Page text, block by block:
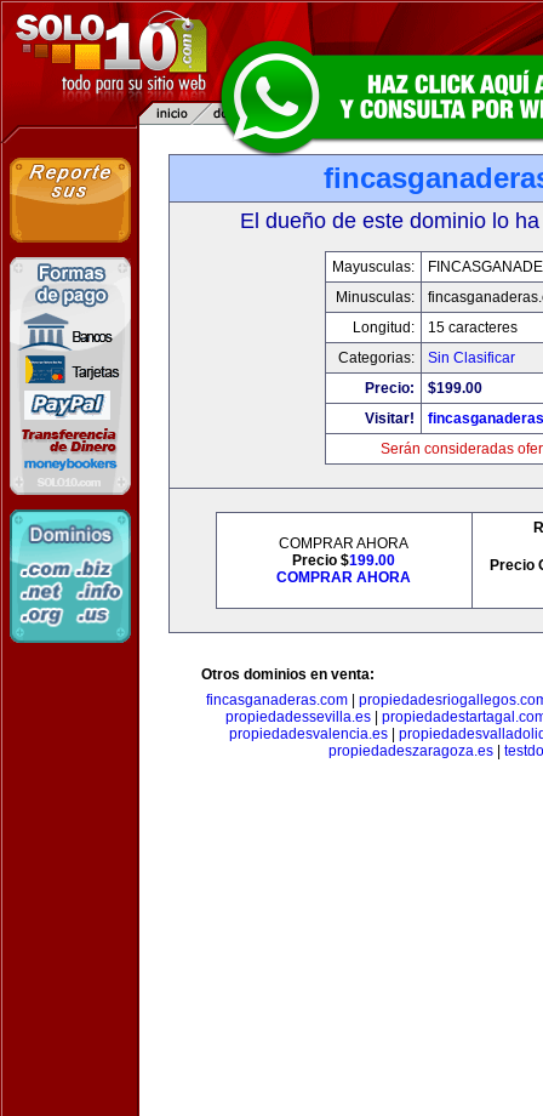
El dueño de este dominio lo
Mayusculas:
Minusculas:
Longitud:
15 caracteres
Categorias:
Sin Clasificar
Precio:
$199.00
Visitar!
Serán consideradas
COMPRAR AHORA
Precio $199.00
COMPRAR AHORA
Precio
Otros dominios en venta:
fincasganaderas.com
propiedadessevilla.es
propiedadesvalencia.es|
propiedadeszaragoza.es|